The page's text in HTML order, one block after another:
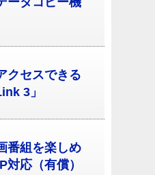
クセスできる
3」
番組を楽しめ
対応（有償）